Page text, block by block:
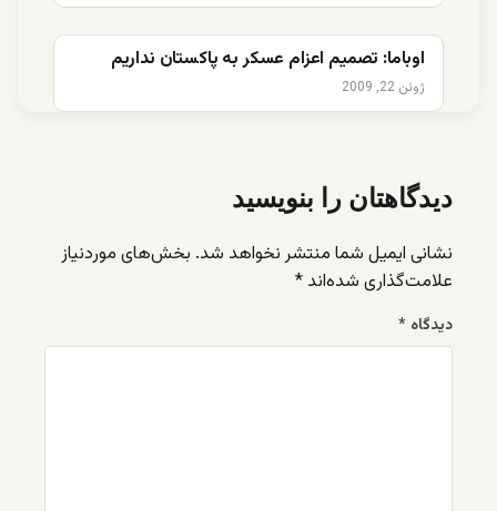
اوباما: تصميم اعزام عسکر به پاكستان نداريم
ژوئن 22, 2009
دیدگاهتان را بنویسید
نشانی ایمیل شما منتشر نخواهد شد. بخش‌های موردنیاز
علامت‌گذاری شده‌اند *
دیدگاه *